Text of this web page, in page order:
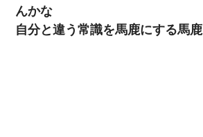
んかな
自分と違う常識を馬鹿にする馬鹿